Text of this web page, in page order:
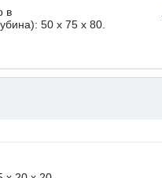
в
50 x 75 х 80.